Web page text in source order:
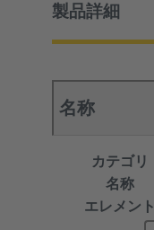
製品詳細
名称
カテゴリ
名称
エレメント